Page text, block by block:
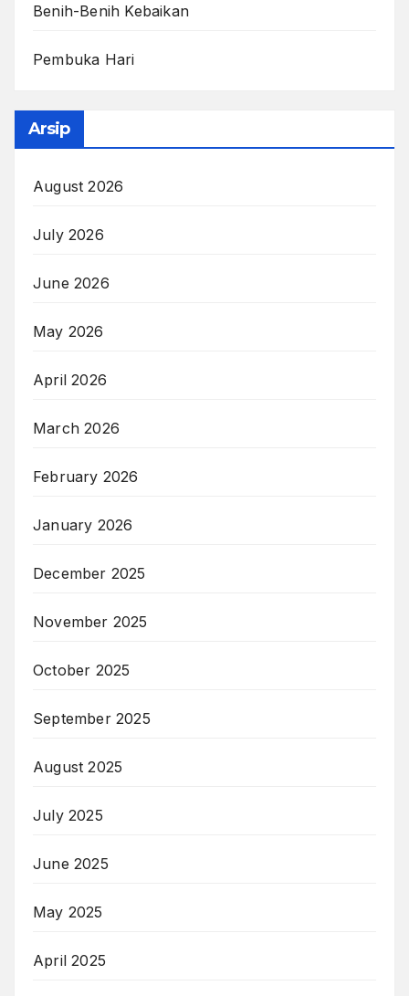
Benih-Benih Kebaikan
Pembuka Hari
Arsip
August 2026
July 2026
June 2026
May 2026
April 2026
March 2026
February 2026
January 2026
December 2025
November 2025
October 2025
September 2025
August 2025
July 2025
June 2025
May 2025
April 2025